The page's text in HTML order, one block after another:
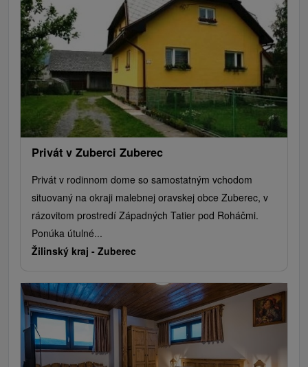
Privát v Zuberci Zuberec
Privát v rodinnom dome so samostatným vchodom
situovaný na okraji malebnej oravskej obce Zuberec, v
rázovitom prostredí Západných Tatier pod Roháčmi.
Ponúka útulné...
Žilinský kraj - Zuberec